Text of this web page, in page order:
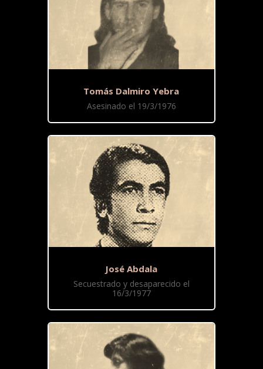
Tomás Dalmiro Yebra
Asesinado el 19/3/1976
José Abdala
Secuestrado y desaparecido el
16/3/1977